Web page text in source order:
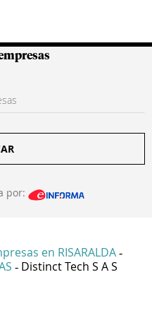
por:
en RISARALDA -
- Distinct Tech S A S